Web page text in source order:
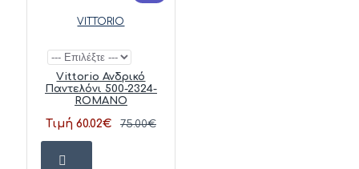
VITTORIO
Vittorio Ανδρικό
Παντελόνι 500-2324-
ROMANO
Τιμή 60.02€ 75.00€